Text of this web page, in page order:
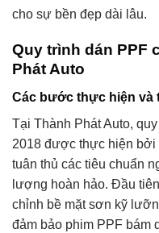
cho sự bền đẹp dài lâu.
Quy trình dán PPF
Phát Auto
Các bước thực hiện và
Tại Thành Phát Auto,
2018 được thực hiện bởi
tuân thủ các tiêu chuẩn
lượng hoàn hảo. Đầu
chỉnh bề mặt sơn kỹ
đảm bảo phim PPF bám